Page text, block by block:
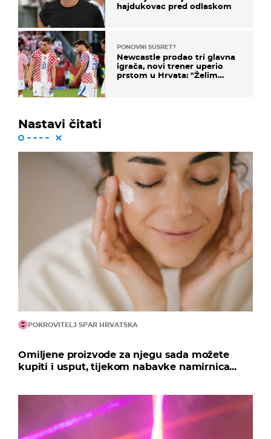
hajdukovac pred odlaskom
PONOVNI SUSRET?
Newcastle prodao tri glavna
igrača, novi trener uperio
prstom u Hrvata: "Želim
Nastavi čitati
POKROVITELJ SPAR HRVATSKA
Omiljene proizvode za njegu sada možete
kupiti i usput, tijekom nabavke namirnica...